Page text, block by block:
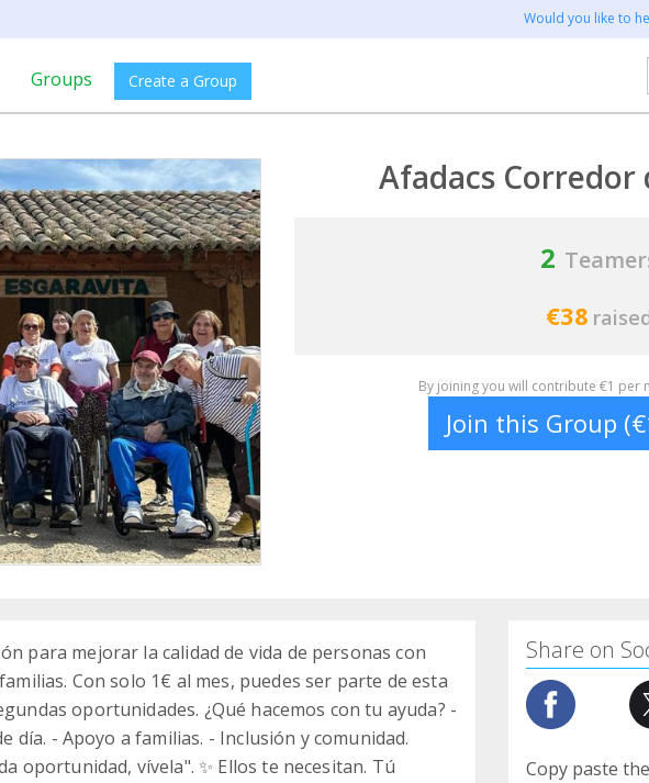
Would you like to
Groups Create a Group
Afadacs Corredor
2
€38
By joining you will contribute €1 per
Join this Group
para mejorar la calidad de vida de personas con
Con solo 1€ al mes, puedes ser parte de esta
oportunidades. ¿Qué hacemos con tu ayuda? -
día. - Apoyo a familias. - Inclusión y comunidad.
oportunidad, vívela". ✨ Ellos te necesitan. Tú
Share on
Copy paste